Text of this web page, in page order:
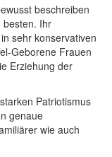
beschreiben
besten. Ihr
sehr konservativen
Geborene Frauen
Erziehung der
Patriotismus
genaue
wie auch